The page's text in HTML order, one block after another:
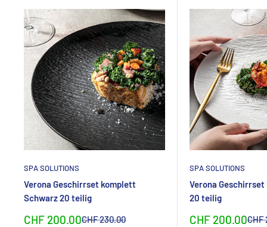
SPA SOLUTIONS
Verona Geschirrset komplett
Schwarz 20 teilig
Sonderpreis
CHF 200.00Normalpreis
CHF 230.00
SPA SOLUTIONS
Verona
20 teilig
Sonderpreis
CHF 200.00CHF